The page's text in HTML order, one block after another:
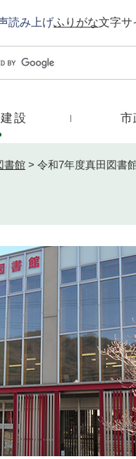
読み上げふりがな文字サ
設 市
書館 > 令和7年度真田図書